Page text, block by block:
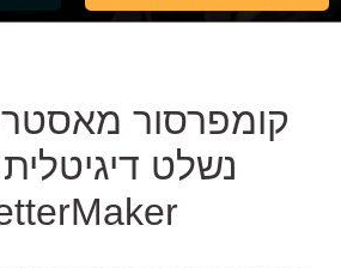
קומפרסור
נשלט